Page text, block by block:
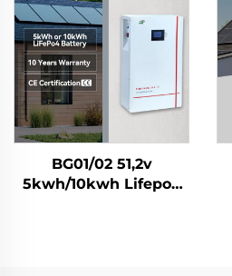
Ενέργειας για Σπίτι
BG01/02 51,2v
5kwh/10kwh Lifepo4